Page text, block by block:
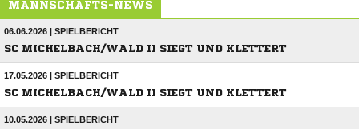
MANNSCHAFTS-NEWS
06.06.2026 | SPIELBERICHT
SC MICHELBACH/WALD II SIEGT UND KLETTERT
17.05.2026 | SPIELBERICHT
SC MICHELBACH/WALD II SIEGT UND KLETTERT
10.05.2026 | SPIELBERICHT